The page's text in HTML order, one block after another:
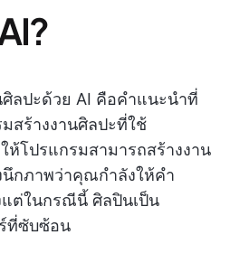
ศิลปะด้วย AI คือคำแนะนำที่
สร้างงานศิลปะที่ใช้
ห้โปรแกรมสามารถสร้างงาน
กภาพว่าคุณกำลังให้คำ
ต่ในกรณีนี้ ศิลปินเป็น
ที่ซับซ้อน